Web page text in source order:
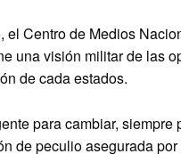
el Centro de Medios
una visión militar de las
de cada estados.
para cambiar, siempre
de peculio asegurada